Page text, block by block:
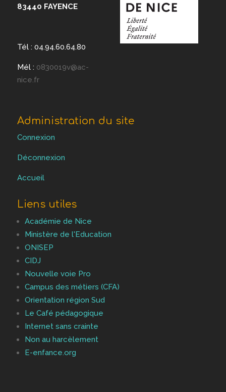
83440 FAYENCE
Tél : 04.94.60.64.80
Mél : 0830019v@ac-
nice.fr
Administration du site
Connexion
Déconnexion
Accueil
Liens utiles
Académie de Nice
Ministère de l'Education
ONISEP
CIDJ
Nouvelle voie Pro
Campus des métiers (CFA)
Orientation région Sud
Le Café pédagogique
Internet sans crainte
Non au harcèlement
E-enfance.org